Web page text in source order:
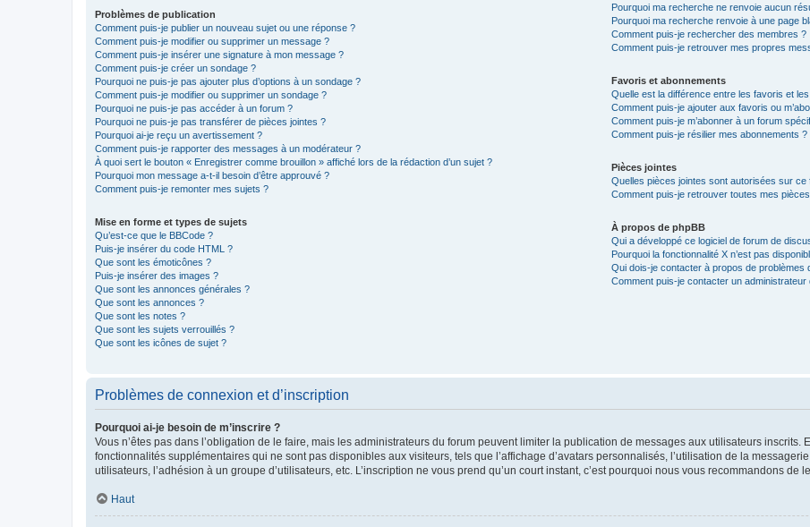
Problèmes de publication
Comment puis-je publier un nouveau sujet ou une réponse ?
Comment puis-je modifier ou supprimer un message ?
Comment puis-je insérer une signature à mon message ?
Comment puis-je créer un sondage ?
Pourquoi ne puis-je pas ajouter plus d’options à un sondage ?
Comment puis-je modifier ou supprimer un sondage ?
Pourquoi ne puis-je pas accéder à un forum ?
Pourquoi ne puis-je pas transférer de pièces jointes ?
Pourquoi ai-je reçu un avertissement ?
Comment puis-je rapporter des messages à un modérateur ?
À quoi sert le bouton « Enregistrer comme brouillon » affiché lors de la rédaction d’un sujet ?
Pourquoi mon message a-t-il besoin d’être approuvé ?
Comment puis-je remonter mes sujets ?
Mise en forme et types de sujets
Qu’est-ce que le BBCode ?
Puis-je insérer du code HTML ?
Que sont les émoticônes ?
Puis-je insérer des images ?
Que sont les annonces générales ?
Que sont les annonces ?
Que sont les notes ?
Que sont les sujets verrouillés ?
Que sont les icônes de sujet ?
Pourquoi ma recherche ne renvoie aucun
Pourquoi ma recherche renvoie à une page
Comment puis-je rechercher des membres ?
Comment puis-je retrouver mes propres
Favoris et abonnements
Quelle est la différence entre les favoris et
Comment puis-je ajouter aux favoris ou
Comment puis-je m’abonner à un forum
Comment puis-je résilier mes abonnements ?
Pièces jointes
Quelles pièces jointes sont autorisées sur ce
Comment puis-je retrouver toutes mes
À propos de phpBB
Qui a développé ce logiciel de forum de
Pourquoi la fonctionnalité X n’est pas
Qui dois-je contacter à propos de problèmes
Comment puis-je contacter un administrateur
Problèmes de connexion et d’inscription
Pourquoi ai-je besoin de m’inscrire ?
Vous n’êtes pas dans l’obligation de le faire, mais les administrateurs du forum peuvent limiter la publication de messages aux utilisateurs
fonctionnalités supplémentaires qui ne sont pas disponibles aux visiteurs, tels que l’affichage d’avatars personnalisés, l’utilisation de la
utilisateurs, l’adhésion à un groupe d’utilisateurs, etc. L’inscription ne vous prend qu’un court instant, c’est pourquoi nous vous recommandons de le
Haut